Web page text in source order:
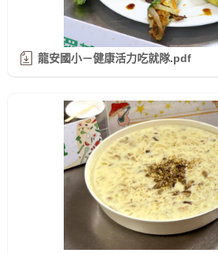
龍安國小－健康活力吃就隊.pdf